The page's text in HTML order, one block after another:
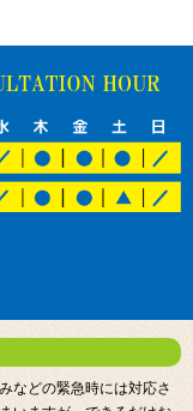
などの緊急時には対応さ